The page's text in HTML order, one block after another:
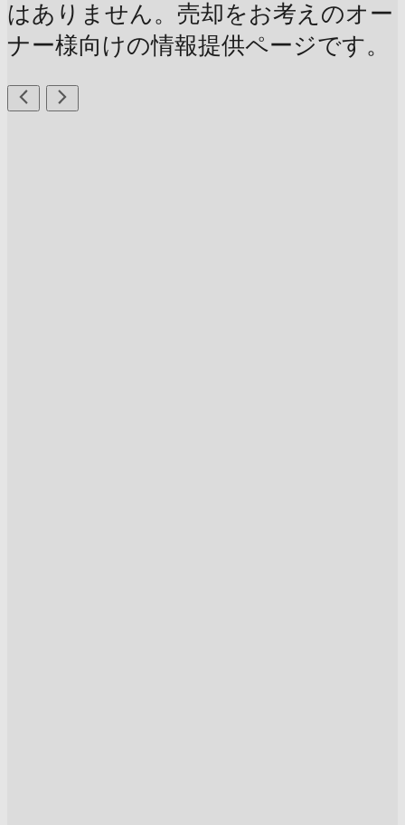
はありません。売却をお考えのオー
ナー様向けの情報提供ページです。